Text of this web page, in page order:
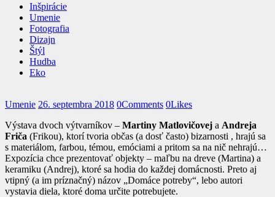
Inšpirácie
Umenie
Fotografia
Dizajn
Štýl
Hudba
Eko
Umenie 26. septembra 2018 0Comments 0Likes
Výstava dvoch výtvarníkov – Martiny Matlovičovej a Andreja
Friča (Frikou), ktorí tvoria občas (a dosť často) bizarnosti , hrajú sa
s materiálom, farbou, témou, emóciami a pritom sa na nič nehrajú…
Expozícia chce prezentovať objekty – maľbu na dreve (Martina) a
keramiku (Andrej), ktoré sa hodia do každej domácnosti. Preto aj
vtipný (a im príznačný) názov „Domáce potreby“, lebo autori
vystavia diela, ktoré doma určite potrebujete.